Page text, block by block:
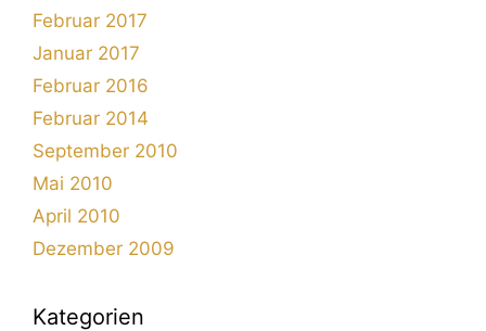
Februar 2017
Januar 2017
Februar 2016
Februar 2014
September 2010
Mai 2010
April 2010
Dezember 2009
Kategorien